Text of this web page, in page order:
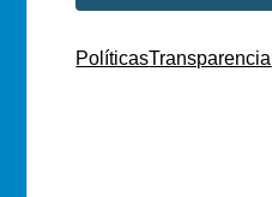
PolíticasTransparencia